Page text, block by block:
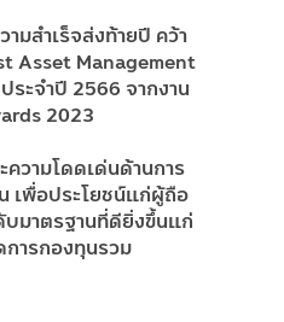
มสำเร็จส่งท้ายปี คว้า
Asset Management
ระจำปี 2566 จากงาน
2023
วามโดดเด่นด้านการ
เพื่อประโยชน์แก่ผู้ถือ
มาตรฐานที่ดียิ่งขึ้นแก่
การกองทุนรวม